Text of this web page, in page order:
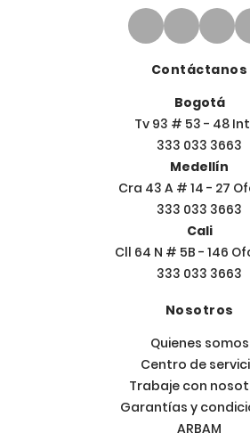
Contáctanos
Bogotá
Tv 93 # 53 - 48 Int
333 033 3663
Medellín
Cra 43 A # 14 - 27
333 033 3663
Cali
Cll 64 N # 5B - 146
333 033 3663
Nosotros
Quienes somos
Centro de
Trabaje con
Garantías y
ARBAM